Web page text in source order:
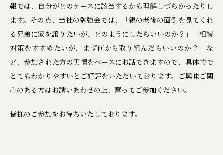
報では、自分がどのケースに該当するかも理解しづらかったりし
ます。その点、当社の勉強会では、「親の老後の面倒を見てくれ
る兄弟に家を譲りたいが、どのようにしたらいいのか？」「相続
対策をすすめたいが、まず何から取り組んだらいいのか？」な
ど、参加された方の実情をベースにお話できますので、具体的で
とてもわかりやすいとご好評をいただいております。ご興味ご関
心のある方はお誘いあわせの上、奮ってご参加ください。
皆様のご参加をお待ちいたしております。